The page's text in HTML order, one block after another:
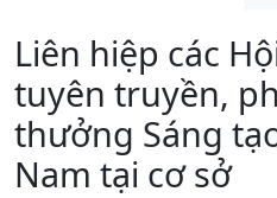
Liên hiệp các
tuyên truyền,
thưởng Sáng
Nam tại cơ sở